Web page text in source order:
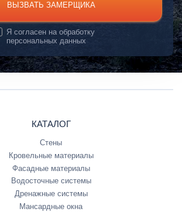
ВЫЗВАТЬ ЗАМЕРЩИКА
Я согласен наобработку
персональных данных
КАТАЛОГ
Стены
Кровельные материалы
Фасадные материалы
Водосточные системы
Дренажные системы
Мансардные окна